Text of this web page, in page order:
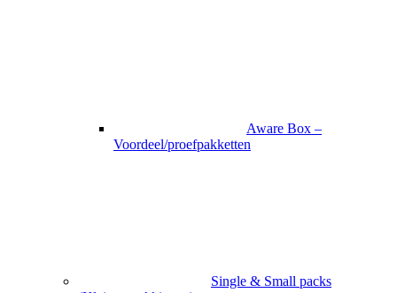
Aware Box –
Voordeel/proefpakketten
Single & Small packs